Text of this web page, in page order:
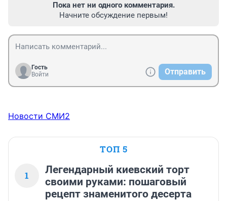
Пока нет ни одного комментария.
Начните обсуждение первым!
Гость
Войти
Отправить
Новости СМИ2
ТОП 5
1
Легендарный киевский торт
своими руками: пошаговый
рецепт знаменитого десерта